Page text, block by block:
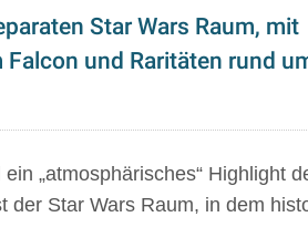
Star Wars Raum, mit
und Raritäten rund
„atmosphärisches“ Highlight
der Star Wars Raum, in dem